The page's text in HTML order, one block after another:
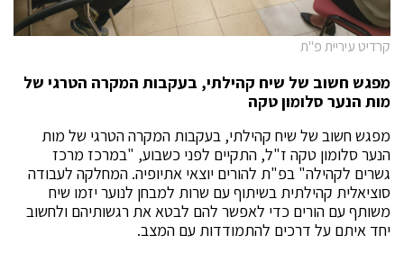
קרדיט עיריית פ"ת
מפגש חשוב של שיח קהילתי, בעקבות המקרה הטרגי של
מות הנער סלומון טקה
מפגש חשוב של שיח קהילתי, בעקבות המקרה הטרגי של מות
הנער סלומון טקה ז"ל, התקיים לפני כשבוע, "במרכז מרכז
גשרים לקהילה" בפ"ת להורים יוצאי אתיופיה. המחלקה לעבודה
סוציאלית קהילתית בשיתוף עם שרות למבחן לנוער יזמו שיח
משותף עם הורים כדי לאפשר להם לבטא את רגשותיהם ולחשוב
יחד איתם על דרכים להתמודדות עם המצב.